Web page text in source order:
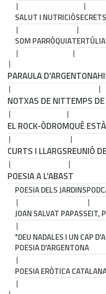
SALUT I NUTRICIÓ
SOM PARRÒQUIA
PARAULA D'ARGENTONA
NOTXAS DE NITTEMPS
EL ROCK-ÒDROMQUÈ
CURTS I LLARGSREUNIÓ
POESIA A L'ABAST
POESIA DELS JARDINS
JOAN SALVAT PAPASSEIT,
"DEU NADALES I UN CAP
POESIA D'ARGENTONA
POESIA ERÒTICA